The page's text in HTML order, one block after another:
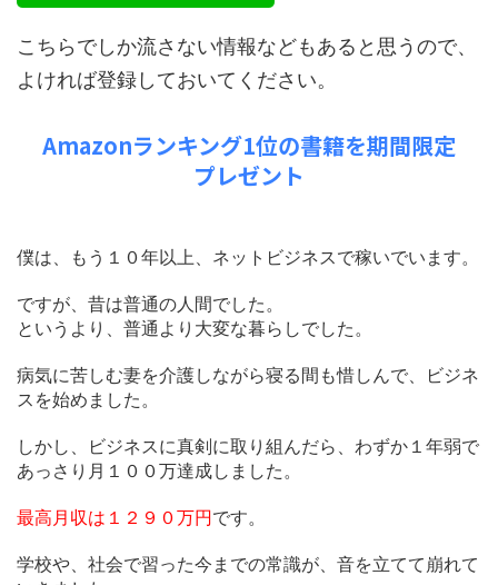
こちらでしか流さない情報などもあると思うので、
よければ登録しておいてください。
Amazonランキング1位の書籍を期間限定
プレゼント
僕は、もう１０年以上、ネットビジネスで稼いでいます。
ですが、昔は普通の人間でした。
というより、普通より大変な暮らしでした。
病気に苦しむ妻を介護しながら寝る間も惜しんで、ビジネ
スを始めました。
しかし、ビジネスに真剣に取り組んだら、わずか１年弱で
あっさり月１００万達成しました。
最高月収は１２９０万円です。
学校や、社会で習った今までの常識が、音を立てて崩れて